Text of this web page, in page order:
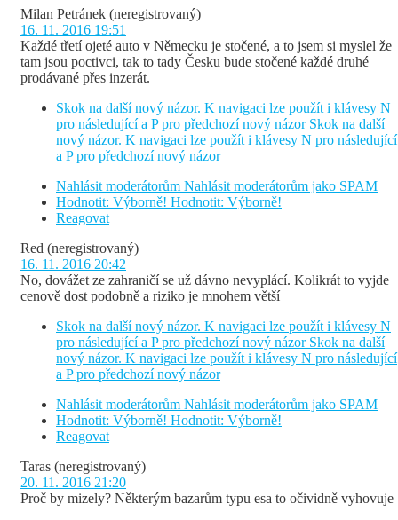
Milan Petránek (neregistrovaný)
16. 11. 2016 19:51
Každé třetí ojeté auto v Německu je stočené, a to jsem si myslel že
tam jsou poctivci, tak to tady Česku bude stočené každé druhé
prodávané přes inzerát.
Skok na další nový názor. K navigaci lze použít i klávesy N
pro následující a P pro předchozí nový názor Skok na další
nový názor. K navigaci lze použít i klávesy N pro následující
a P pro předchozí nový názor
Nahlásit moderátorům Nahlásit moderátorům jako SPAM
Hodnotit: Výborně! Hodnotit: Výborně!
Reagovat
Red (neregistrovaný)
16. 11. 2016 20:42
No, dovážet ze zahraničí se už dávno nevyplácí. Kolikrát to vyjde
cenově dost podobně a riziko je mnohem větší
Skok na další nový názor. K navigaci lze použít i klávesy N
pro následující a P pro předchozí nový názor Skok na další
nový názor. K navigaci lze použít i klávesy N pro následující
a P pro předchozí nový názor
Nahlásit moderátorům Nahlásit moderátorům jako SPAM
Hodnotit: Výborně! Hodnotit: Výborně!
Reagovat
Taras (neregistrovaný)
20. 11. 2016 21:20
Proč by mizely? Některým bazarům typu esa to očividně vyhovuje